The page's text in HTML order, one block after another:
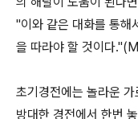
"이와 같은 대화를 통해
을 따라야 할 것이다
초기경전에는 놀라운
방대한 경전에서 한번